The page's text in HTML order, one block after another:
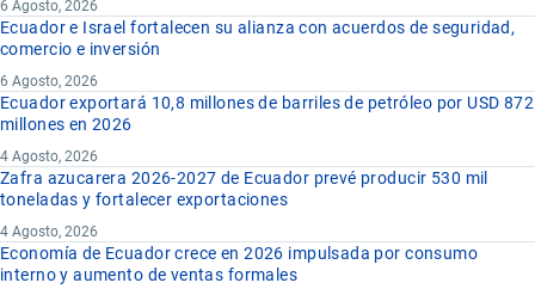
6 Agosto, 2026
Ecuador e Israel fortalecen su alianza con acuerdos de seguridad,
comercio e inversión
6 Agosto, 2026
Ecuador exportará 10,8 millones de barriles de petróleo por USD 872
millones en 2026
4 Agosto, 2026
Zafra azucarera 2026-2027 de Ecuador prevé producir 530 mil
toneladas y fortalecer exportaciones
4 Agosto, 2026
Economía de Ecuador crece en 2026 impulsada por consumo
interno y aumento de ventas formales